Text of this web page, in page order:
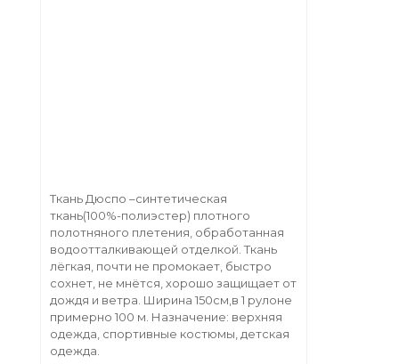
Ткань Дюспо –синтетическая
ткань(100%-полиэстер) плотного
полотняного плетения, обработанная
водоотталкивающей отделкой. Ткань
лёгкая, почти не промокает, быстро
сохнет, не мнётся, хорошо защищает от
дождя и ветра. Ширина 150см,в 1 рулоне
примерно 100 м. Назначение: верхняя
одежда, спортивные костюмы, детская
одежда.